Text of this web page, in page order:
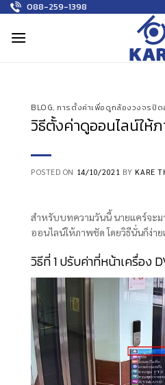
Skip
content
088-259-1398
BLOG,การตั้งค่าเพื่อดูกล้องวงจรปิด
วิธีตั้งค่าดูออนไลน์ให้
POSTED ON 14/10/2021 BY KARE
สำหรับบทความวันนี้ นายแคร์จะม
ออนไลน์ให้ภาพชัด โดยวิธีนั่นก็ง่าย
วิธีที่ 1 ปรับค่าที่หน้าเครื่อง